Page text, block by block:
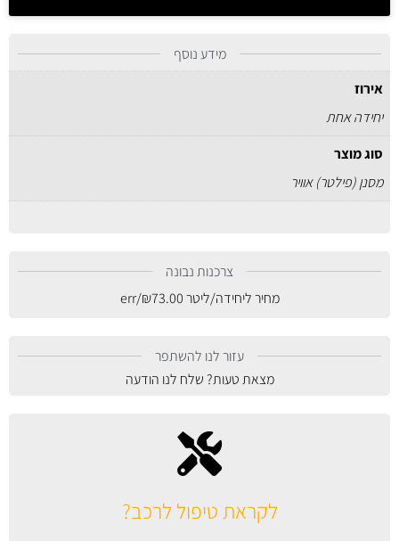
לקראת טיפול לרכב?
מידע נוסף
אירוז
יחידה אחת
סוג מוצר
מסנן (פילטר) אוויר
צרכנות נבונה
מחיר ליחידה/ליטר
₪73.00
/err
עזור לנו להשתפר
מצאת טעות? שלח לנו הודעה